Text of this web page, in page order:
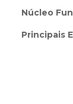
Núcleo
Principais